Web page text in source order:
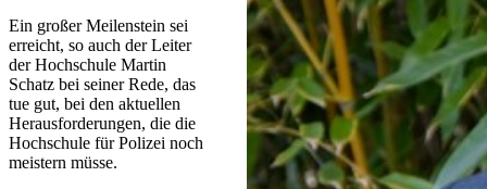
Ein großer Meilenstein sei
erreicht, so auch der Leiter
der Hochschule Martin
Schatz bei seiner Rede, das
tue gut, bei den aktuellen
Herausforderungen, die die
Hochschule für Polizei noch
meistern müsse.